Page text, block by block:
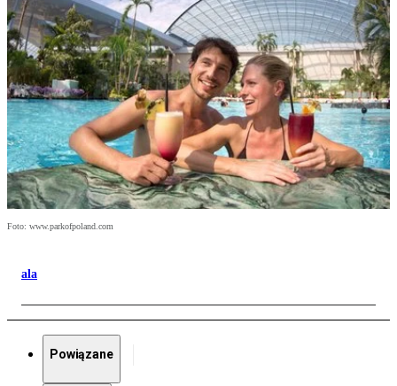
Foto: www.parkofpoland.com
ala
Powiązane